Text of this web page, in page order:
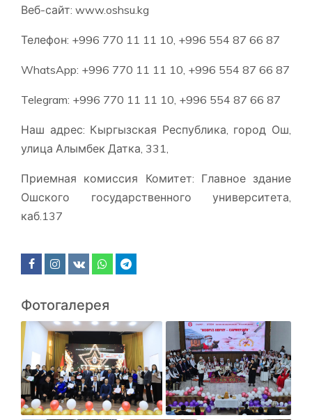
Веб-сайт: www.oshsu.kg
Телефон: +996 770 11 11 10, +996 554 87 66 87
WhatsApp: +996 770 11 11 10, +996 554 87 66 87
Telegram: +996 770 11 11 10, +996 554 87 66 87
Наш адрес: Кыргызская Республика, город Ош,
улица Алымбек Датка, 331,
Приемная комиссия Комитет: Главное здание
Ошского государственного университета,
каб.137
Фотогалерея